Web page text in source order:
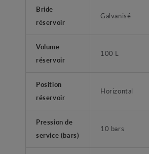
Bride
réservoir
Galvanisé
Volume
réservoir
100 L
Position
réservoir
Horizontal
Pression de
service (bars)
10 bars